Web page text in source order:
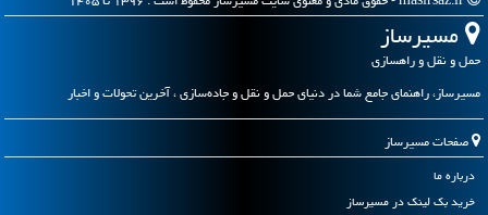
مسیرساز
حمل و نقل و راهسازی
مسیرساز، راهنمای جامع شما در دنیای حمل و نقل و جاده‌سازی ، آخرین تحولات و اخبار
صفحات مسیرساز
درباره ما
خرید بک لینک در مسیرساز